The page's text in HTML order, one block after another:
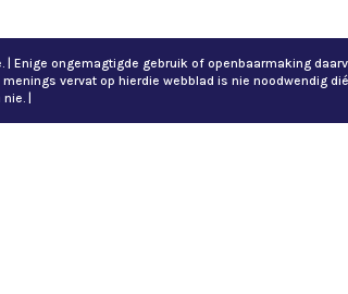
| Enige ongemagtigde gebruik of openbaarmaking
vervat op hierdie webblad is nie noodwendig
|